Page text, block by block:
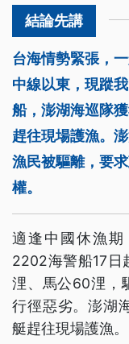
台海情勢緊張，
中線以東，現蹤
船，澎湖海巡隊
趕往現場護漁。
漁民被驅離，要
權。
適逢中國休漁期
2202海警船17日
浬、馬公60浬，
行徑惡劣。澎湖
艇趕往現場護漁。